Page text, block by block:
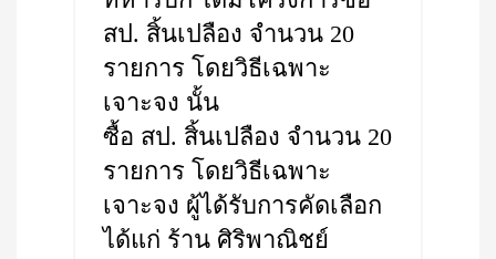
สป. สิ้นเปลือง จำนวน 20
รายการ โดยวิธีเฉพาะ
เจาะจง นั้น
ซื้อ สป. สิ้นเปลือง จำนวน 20
รายการ โดยวิธีเฉพาะ
เจาะจง ผู้ได้รับการคัดเลือก
ได้แก่ ร้าน ศิริพาณิชย์